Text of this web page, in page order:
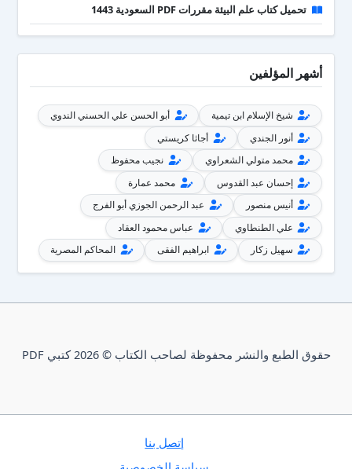
تحميل كتاب علم البيئة مقررات PDF السعودية 1443
أشهر المؤلفين
شيخ الإسلام ابن تيمية
أبو الحسن علي الحسني الندوي
أنور الجندي
أجاثا كريستي
محمد متولي الشعراوي
نجيب محفوظ
إحسان عبد القدوس
محمد عمارة
أنيس منصور
عبد الرحمن الجوزي أبو الفرج
علي الطنطاوي
عباس محمود العقاد
سهيل زكار
ابراهيم الفقى المحاكم المصرية
حقوق الطبع والنشر محفوظة لصاحب الكتاب © 2026 كتبي PDF
إتصل بنا